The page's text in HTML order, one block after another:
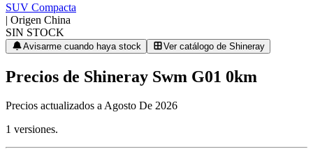
SUV Compacta
| Origen China
SIN STOCK
Avisarme cuando haya stock Ver catálogo de Shineray
Precios de Shineray Swm G01 0km
Precios actualizados aAgosto De 2026
1 versiones.